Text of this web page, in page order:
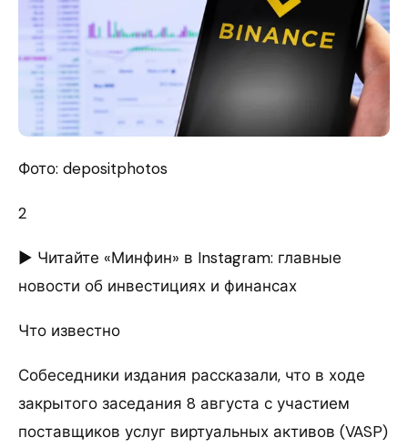
Фото: depositphotos
2
► Читайте «Минфин» в Instagram: главные
новости об инвестициях и финансах
Что известно
Собеседники издания рассказали, что в ходе
закрытого заседания 8 августа с участием
поставщиков услуг виртуальных активов (VASP)